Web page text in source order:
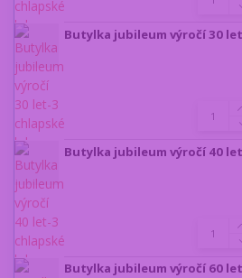
Butylka jubileum výročí 30
Butylka jubileum výročí 40
Butylka jubileum výročí 60